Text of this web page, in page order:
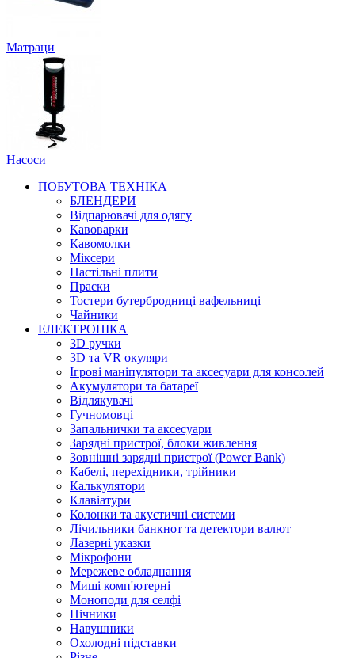
Матраци
Насоси
ПОБУТОВА ТЕХНІКА
БЛЕНДЕРИ
Відпарювачі для одягу
Кавоварки
Кавомолки
Міксери
Настільні плити
Праски
Тостери бутербродниці вафельниці
Чайники
ЕЛЕКТРОНІКА
3D ручки
3D та VR окуляри
Ігрові маніпулятори та аксесуари для консолей
Акумулятори та батареї
Відлякувачі
Гучномовці
Запальнички та аксесуари
Зарядні пристрої, блоки живлення
Зовнішні зарядні пристрої (Power Bank)
Кабелі, перехідники, трійники
Калькулятори
Клавіатури
Колонки та акустичні системи
Лічильники банкнот та детектори валют
Лазерні указки
Мікрофони
Мережеве обладнання
Миші комп'ютерні
Моноподи для селфі
Нічники
Навушники
Охолодні підставки